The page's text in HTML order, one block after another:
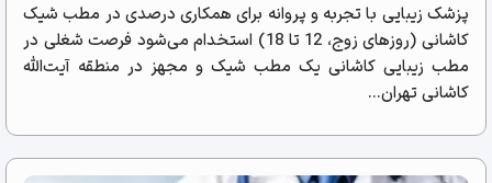
پزشک زیبایی با تجربه و پروانه برای همکاری درصدی در مطب شیک
کاشانی (روزهای زوج، 12 تا 18) استخدام می‌شود فرصت شغلی در
مطب زیبایی کاشانی یک مطب شیک و مجهز در منطقه آیت‌الله
کاشانی تهران...